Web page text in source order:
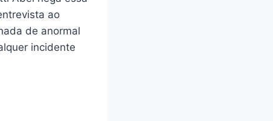
ao
de anormal
incidente